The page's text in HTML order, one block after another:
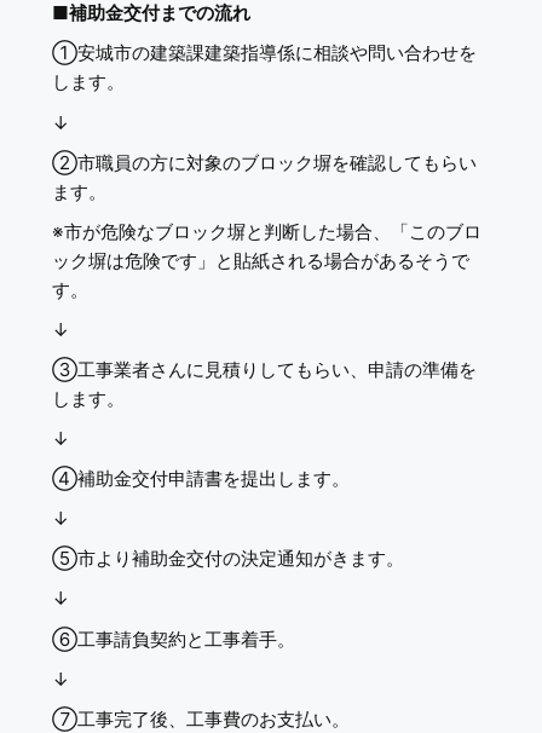
■補助金交付までの流れ
①安城市の建築課建築指導係に相談や問い合わせを
します。
↓
②市職員の方に対象のブロック塀を確認してもらい
ます。
※市が危険なブロック塀と判断した場合、「このブロ
ック塀は危険です」と貼紙される場合があるそうで
す。
↓
③工事業者さんに見積りしてもらい、申請の準備を
します。
↓
④補助金交付申請書を提出します。
↓
⑤市より補助金交付の決定通知がきます。
↓
⑥工事請負契約と工事着手。
↓
⑦工事完了後、工事費のお支払い。